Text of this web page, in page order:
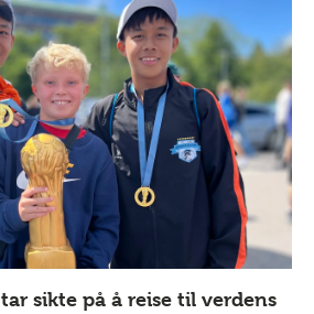
sikte på å reise til verdens